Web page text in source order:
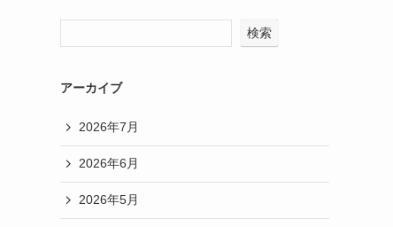
検索
アーカイブ
2026年7月
2026年6月
2026年5月